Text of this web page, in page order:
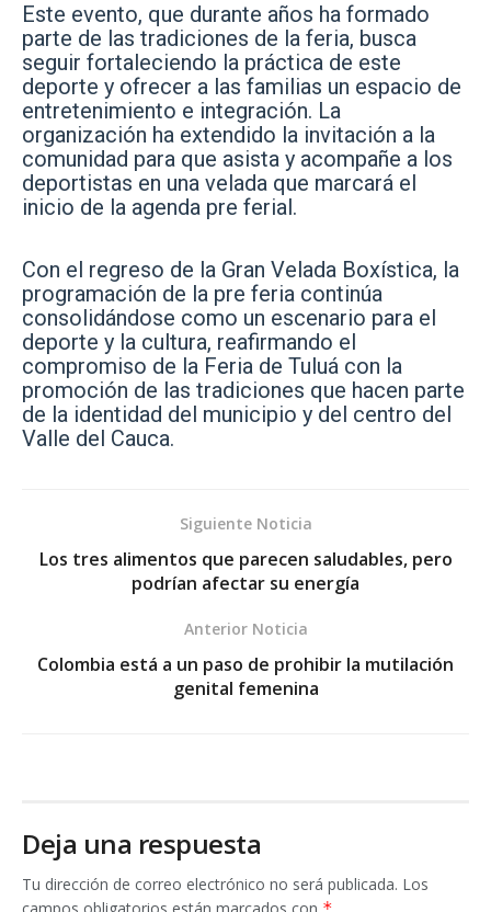
Este evento, que durante años ha formado
parte de las tradiciones de la feria, busca
seguir fortaleciendo la práctica de este
deporte y ofrecer a las familias un espacio de
entretenimiento e integración. La
organización ha extendido la invitación a la
comunidad para que asista y acompañe a los
deportistas en una velada que marcará el
inicio de la agenda pre ferial.
Con el regreso de la Gran Velada Boxística, la
programación de la pre feria continúa
consolidándose como un escenario para el
deporte y la cultura, reafirmando el
compromiso de la Feria de Tuluá con la
promoción de las tradiciones que hacen parte
de la identidad del municipio y del centro del
Valle del Cauca.
Siguiente Noticia
Los tres alimentos que parecen saludables, pero
podrían afectar su energía
Anterior Noticia
Colombia está a un paso de prohibir la mutilación
genital femenina
Deja una respuesta
Tu dirección de correo electrónico no será publicada. Los